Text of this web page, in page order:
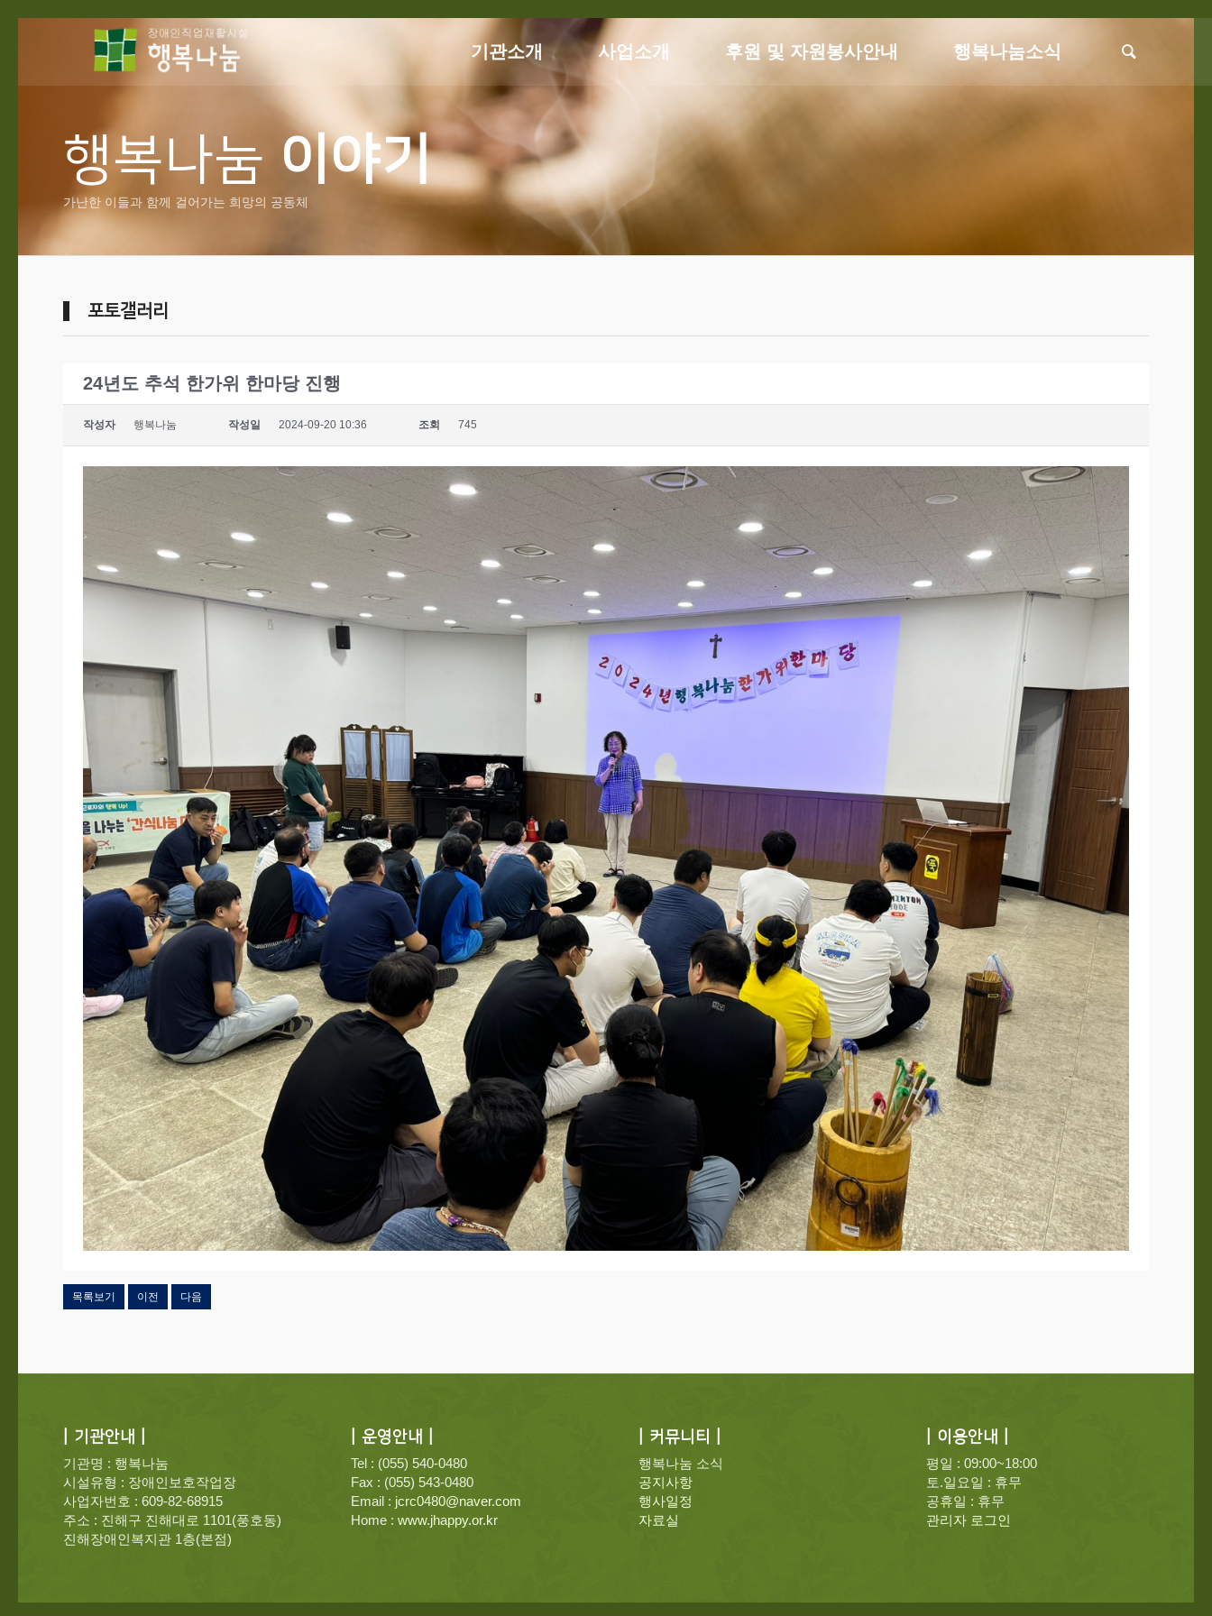
기관소개 사업소개 후원 및 자원봉사안내 행복나눔소식
행복나눔 이야기
가난한 이들과 함께 걸어가는 희망의 공동체
포토갤러리
24년도 추석 한가위 한마당 진행
작성자 행복나눔 작성일 2024-09-20 10:36 조회 745
목록보기 이전 다음
| 기관안내 |
기관명 : 행복나눔
시설유형 : 장애인보호작업장
사업자번호 : 609-82-68915
주소 : 진해구 진해대로 1101(풍호동)
진해장애인복지관 1층(본점)
| 운영안내 |
Tel : (055) 540-0480
Fax : (055) 543-0480
Email : jcrc0480@naver.com
Home :www.jhappy.or.kr
| 커뮤니티 |
행복나눔 소식
공지사항
행사일정
자료실
| 이용안내 |
평일 : 09:00~18:00
토.일요일 : 휴무
공휴일 : 휴무
관리자 로그인